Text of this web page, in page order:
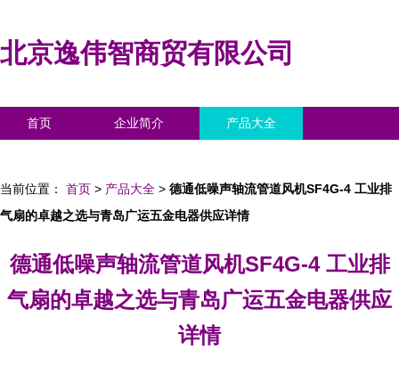
北京逸伟智商贸有限公司
首页 企业简介 产品大全
当前位置： 首页 > 产品大全 > 德通低噪声轴流管道风机SF4G-4 工业排
气扇的卓越之选与青岛广运五金电器供应详情
德通低噪声轴流管道风机SF4G-4 工业排
气扇的卓越之选与青岛广运五金电器供应
详情